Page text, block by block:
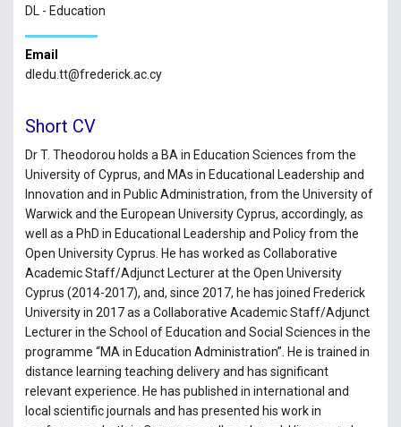
DL - Education
Email
dledu.tt@frederick.ac.cy
Short CV
Dr T. Theodorou holds a BA in Education Sciences from the
University of Cyprus, and MAs in Educational Leadership and
Innovation and in Public Administration, from the University of
Warwick and the European University Cyprus, accordingly, as
well as a PhD in Educational Leadership and Policy from the
Open University Cyprus. He has worked as Collaborative
Academic Staff/Adjunct Lecturer at the Open University
Cyprus (2014-2017), and, since 2017, he has joined Frederick
University in 2017 as a Collaborative Academic Staff/Adjunct
Lecturer in the School of Education and Social Sciences in the
programme “MA in Education Administration”. He is trained in
distance learning teaching delivery and has significant
relevant experience. He has published in international and
local scientific journals and has presented his work in